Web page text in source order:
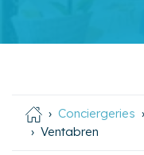
Conciergeries
Ventabren